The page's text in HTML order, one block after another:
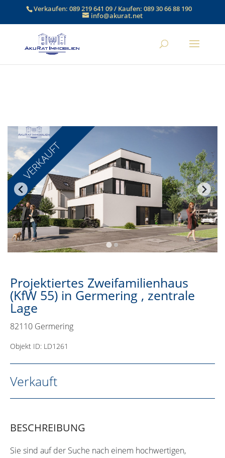
Verkaufen:089 219 641 09/ Kaufen:089 30 66 88 190
info@akurat.net
VERKAUFT
Projektiertes Zweifamilienhaus
(KfW 55) in Germering , zentrale
Lage
82110 Germering
Objekt ID: LD1261
Verkauft
BESCHREIBUNG
Sie sind auf der Suche nach einem hochwertigen,